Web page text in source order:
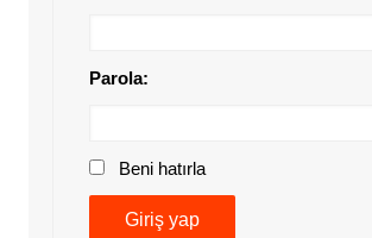
Parola:
Beni hatırla
Giriş yap